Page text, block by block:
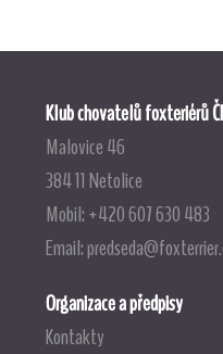
Klub chovatelů foxteriérů
Malovice 46
384 11 Netolice
Mobil: +420 607 630 483
Email:
Organizace a předpisy
Kontakty